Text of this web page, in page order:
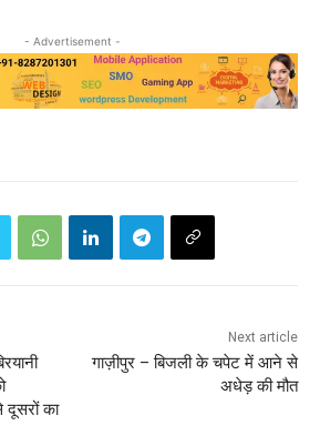
- Advertisement -
दूसरों का
Next article
गाज़ीपुर – बिजली के चपेट में आने से
अधेड़ की मौत